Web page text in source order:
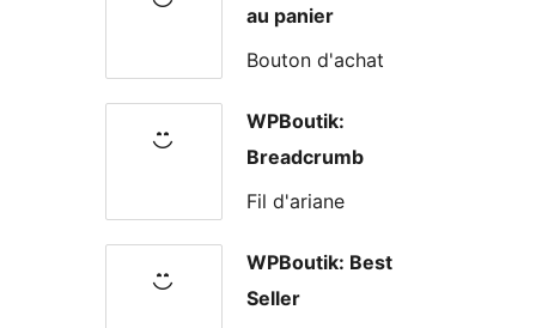
au panier
Bouton d'achat
WPBoutik:
Breadcrumb
Fil d'ariane
WPBoutik: Best
Seller